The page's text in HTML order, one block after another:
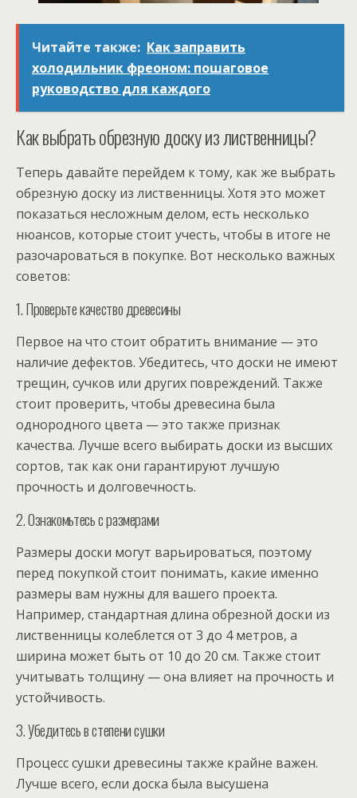
Читайте также: Как заправить
холодильник фреоном: пошаговое
руководство для каждого
Как выбрать обрезную доску из лиственницы?
Теперь давайте перейдем к тому, как же выбрать
обрезную доску из лиственницы. Хотя это может
показаться несложным делом, есть несколько
нюансов, которые стоит учесть, чтобы в итоге не
разочароваться в покупке. Вот несколько важных
советов:
1. Проверьте качество древесины
Первое на что стоит обратить внимание — это
наличие дефектов. Убедитесь, что доски не имеют
трещин, сучков или других повреждений. Также
стоит проверить, чтобы древесина была
однородного цвета — это также признак
качества. Лучше всего выбирать доски из высших
сортов, так как они гарантируют лучшую
прочность и долговечность.
2. Ознакомьтесь с размерами
Размеры доски могут варьироваться, поэтому
перед покупкой стоит понимать, какие именно
размеры вам нужны для вашего проекта.
Например, стандартная длина обрезной доски из
лиственницы колеблется от 3 до 4 метров, а
ширина может быть от 10 до 20 см. Также стоит
учитывать толщину — она влияет на прочность и
устойчивость.
3. Убедитесь в степени сушки
Процесс сушки древесины также крайне важен.
Лучше всего, если доска была высушена